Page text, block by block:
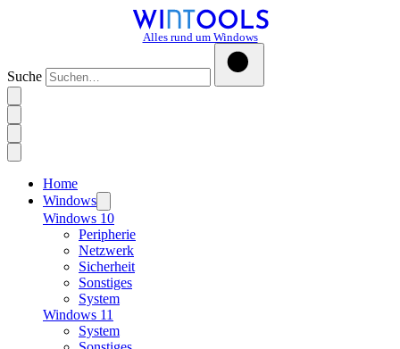
Alles rund um Windows
Suche
Home
Windows
Windows 10
Peripherie
Netzwerk
Sicherheit
Sonstiges
System
Windows 11
System